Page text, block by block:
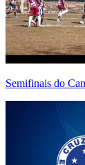
Semifinais do